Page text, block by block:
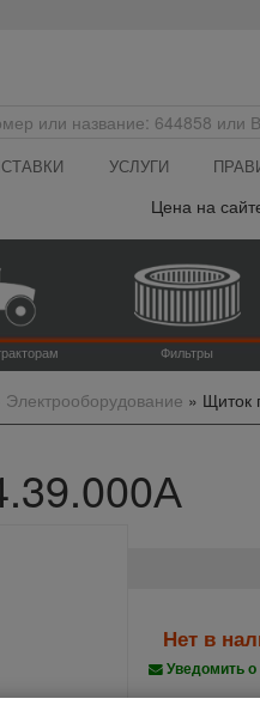
УСЛУГИ
Цена на сайте
Фильтры
Электрооборудование » Щиток
Нет в
Уведомить